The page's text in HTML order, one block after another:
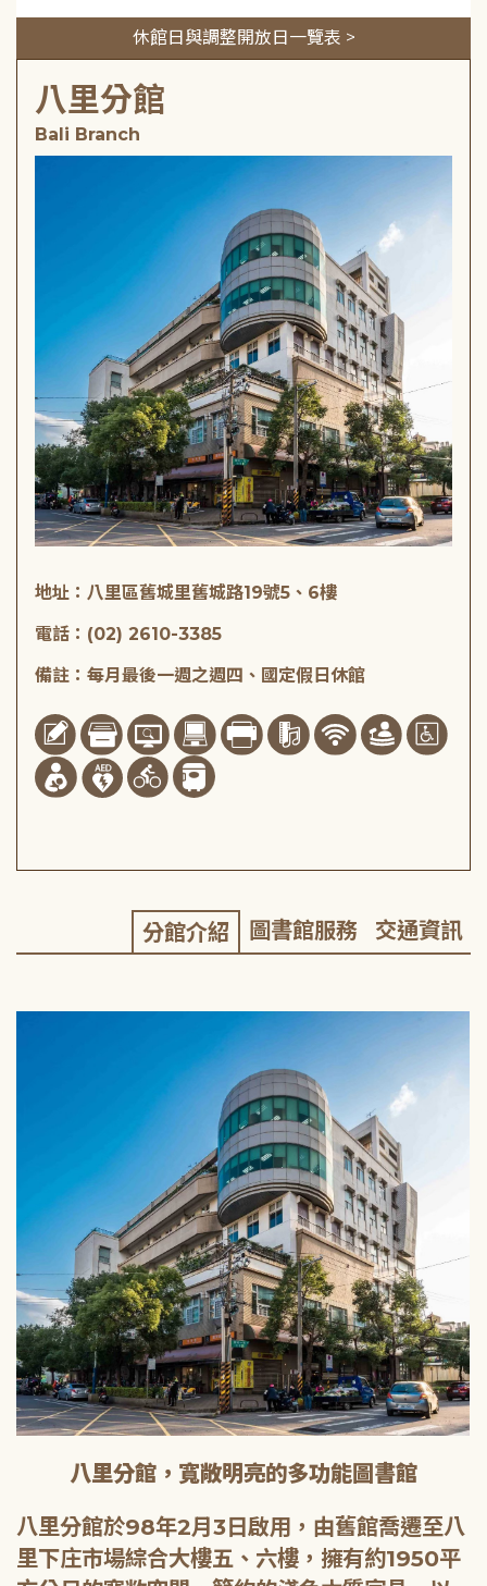
休館日與調整開放日一覽表 >
八里分館
Bali Branch
地址：八里區舊城里舊城路19號5、6樓
電話：(02) 2610-3385
備註：每月最後一週之週四、國定假日休館
分館介紹 圖書館服務 交通資訊
八里分館，寬敞明亮的多功能圖書館
八里分館於98年2月3日啟用，由舊館喬遷至八
里下庄市場綜合大樓五、六樓，擁有約1950平